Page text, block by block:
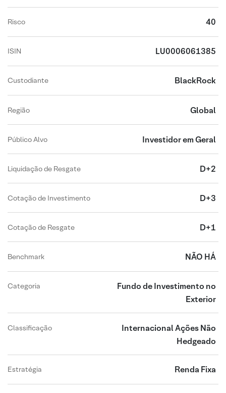
Risco 40
ISIN LU0006061385
Custodiante BlackRock
Região Global
Público Alvo Investidor em Geral
Liquidação de Resgate D+2
Cotação de Investimento D+3
Cotação de Resgate D+1
Benchmark NÃO HÁ
Categoria
Fundo de Investimento no
Exterior
Classificação
Internacional Ações Não
Hedgeado
Estratégia Renda Fixa